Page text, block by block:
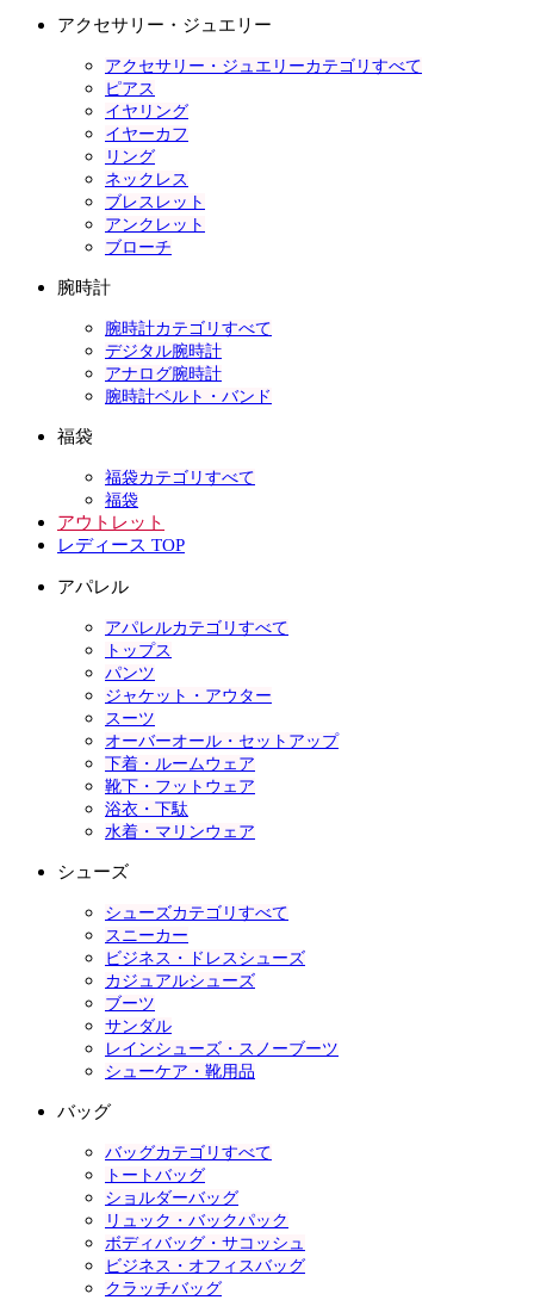
アクセサリー・ジュエリー
アクセサリー・ジュエリーカテゴリすべて
ピアス
イヤリング
イヤーカフ
リング
ネックレス
ブレスレット
アンクレット
ブローチ
腕時計
腕時計カテゴリすべて
デジタル腕時計
アナログ腕時計
腕時計ベルト・バンド
福袋
福袋カテゴリすべて
福袋
アウトレット
レディース TOP
アパレル
アパレルカテゴリすべて
トップス
パンツ
ジャケット・アウター
スーツ
オーバーオール・セットアップ
下着・ルームウェア
靴下・フットウェア
浴衣・下駄
水着・マリンウェア
シューズ
シューズカテゴリすべて
スニーカー
ビジネス・ドレスシューズ
カジュアルシューズ
ブーツ
サンダル
レインシューズ・スノーブーツ
シューケア・靴用品
バッグ
バッグカテゴリすべて
トートバッグ
ショルダーバッグ
リュック・バックパック
ボディバッグ・サコッシュ
ビジネス・オフィスバッグ
クラッチバッグ